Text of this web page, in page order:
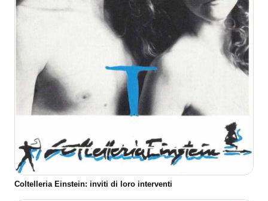
Coltelleria Einstein: inviti di loro interventi